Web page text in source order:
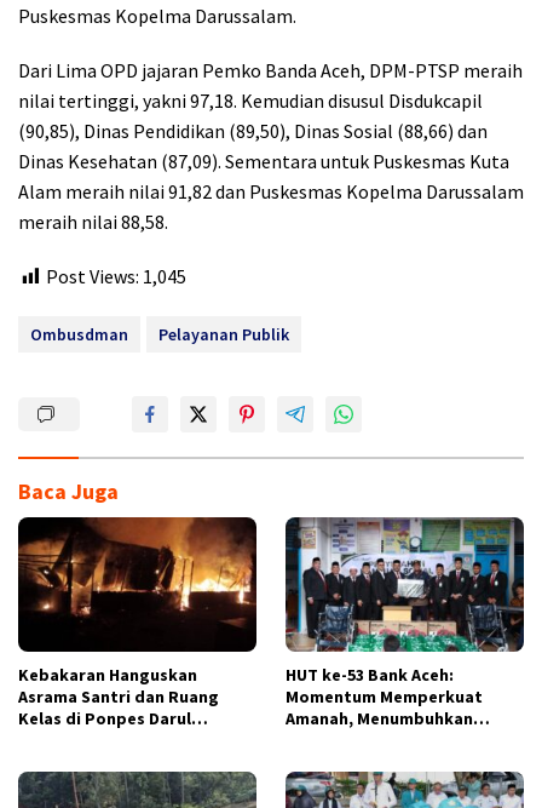
Puskesmas Kopelma Darussalam.
Dari Lima OPD jajaran Pemko Banda Aceh, DPM-PTSP meraih
nilai tertinggi, yakni 97,18. Kemudian disusul Disdukcapil
(90,85), Dinas Pendidikan (89,50), Dinas Sosial (88,66) dan
Dinas Kesehatan (87,09). Sementara untuk Puskesmas Kuta
Alam meraih nilai 91,82 dan Puskesmas Kopelma Darussalam
meraih nilai 88,58.
Post Views: 1,045
Ombusdman Pelayanan Publik
Baca Juga
Kebakaran Hanguskan
Asrama Santri dan Ruang
Kelas di Ponpes Darul
HUT ke-53 Bank Aceh:
Momentum Memperkuat
Amanah, Menumbuhkan